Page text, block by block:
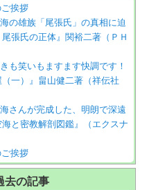
挨拶
の雄族「尾張氏」の真相に迫
張氏の正体』関裕二著（ＰＨ
も笑いもますます快調です！
一）』畠山健二著（祥伝社
さんが完成した、明朗で深遠
と密教解剖図鑑』（エクスナ
挨拶
去の記事